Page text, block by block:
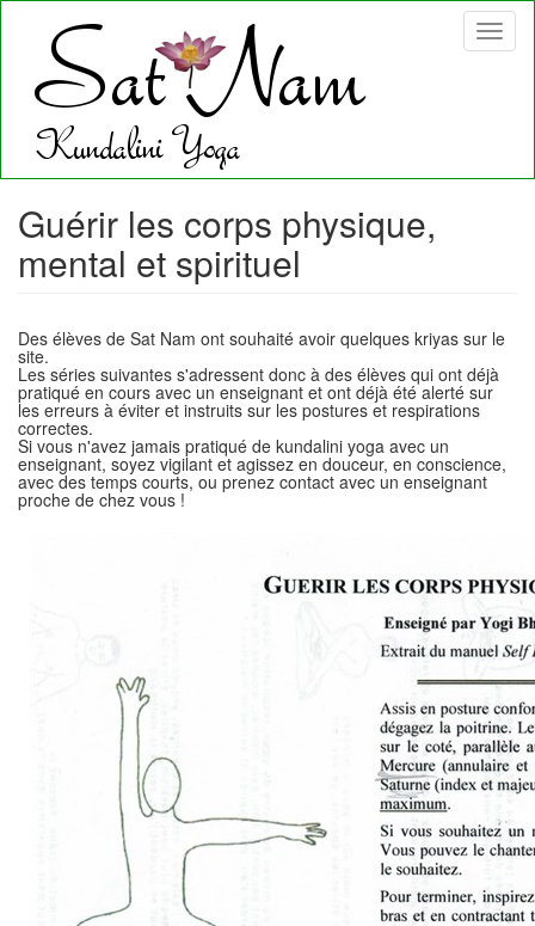
contenu
principal
Guérir les corps physique,
mental et spirituel
Des élèves de Sat Nam ont souhaité avoir quelques kriyas sur le
site.
Les séries suivantes s'adressent donc à des élèves qui ont déjà
pratiqué en cours avec un enseignant et ont déjà été alerté sur
les erreurs à éviter et instruits sur les postures et respirations
correctes.
Si vous n'avez jamais pratiqué de kundalini yoga avec un
enseignant, soyez vigilant et agissez en douceur, en conscience,
avec des temps courts, ou prenez contact avec un enseignant
proche de chez vous !